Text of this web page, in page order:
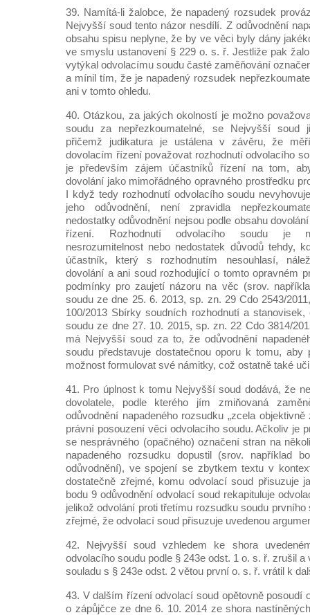
39. Namítá-li žalobce, že napadený rozsudek
Nejvyšší soud tento názor nesdílí. Z odůvodnění
obsahu spisu neplyne, že by ve věci byly dány
ve smyslu ustanovení § 229 o. s. ř. Jestliže pak
vytýkal odvolacímu soudu časté zaměňování
a mínil tím, že je napadený rozsudek
ani v tomto ohledu.
40. Otázkou, za jakých okolností je možno
soudu za nepřezkoumatelné, se Nejvyšší soud
přičemž judikatura je ustálena v závěru, že
dovolacím řízení považovat rozhodnutí odvolacího
je především zájem účastníků řízení na tom,
dovolání jako mimořádného opravného prostředku
I když tedy rozhodnutí odvolacího soudu
jeho odůvodnění, není zpravidla
nedostatky odůvodnění nejsou podle obsahu
řízení. Rozhodnutí odvolacího soudu je
nesrozumitelnost nebo nedostatek důvodů tehdy,
účastník, který s rozhodnutím nesouhlasí,
dovolání a ani soud rozhodující o tomto opravném
podmínky pro zaujetí názoru na věc (srov.
soudu ze dne 25. 6. 2013, sp. zn. 29 Cdo 2543/
100/2013 Sbírky soudních rozhodnutí a
soudu ze dne 27. 10. 2015, sp. zn. 22 Cdo 3814/
má Nejvyšší soud za to, že odůvodnění
soudu představuje dostatečnou oporu k tomu, aby
možnost formulovat své námitky, což ostatně také
41. Pro úplnost k tomu Nejvyšší soud dodává, že
dovolatele, podle kterého jím zmiňovaná
odůvodnění napadeného rozsudku „zcela
právní posouzení věci odvolacího soudu. Ačkoliv je
se nesprávného (opačného) označení stran na
napadeného rozsudku dopustil (srov. například
odůvodnění), ve spojení se zbytkem textu v
dostatečně zřejmé, komu odvolací soud přisuzuje
bodu 9 odůvodnění odvolací soud rekapituluje
jelikož odvolání proti třetímu rozsudku soudu prvního
zřejmé, že odvolací soud přisuzuje uvedenou
42. Nejvyšší soud vzhledem ke shora
odvolacího soudu podle § 243e odst. 1 o. s. ř. zrušil
souladu s § 243e odst. 2 větou první o. s. ř. vrátil k
43. V dalším řízení odvolací soud opětovně posoudí
o zápůjčce ze dne 6. 10. 2014 ze shora